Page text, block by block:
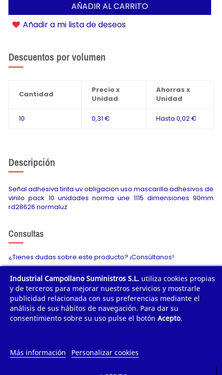
AÑADIR AL CARRITO
Añadir a mi lista de deseos
Descuentos por volumen
Cantidad
Precio x
Unidad
Ahorras x
Unidad
10 0,31 € Hasta 0,02 €
Descripción
Señal adhesiva tinta uv obligacion uso mascarilla adhesivos de
vinilo pack 10 unidades norma une 1115 dimensiones 90mm
rd28626 normaluz
Consultas
¿Tienes dudas sobre este producto? ¡Consúltanos!
Envíanos tu consulta
¿QUIÉNES SOMOS?
Industrial Campollano Suministros S.L. utiliza cookies propias
y de terceros para mejorar nuestros servicios y mostrarle
publicidad relacionada con sus preferencias mediante el
análisis de sus hábitos de navegación. Para dar su
consentimiento sobre su uso pulse el botón Acepto.
Más información Personalizar cookies